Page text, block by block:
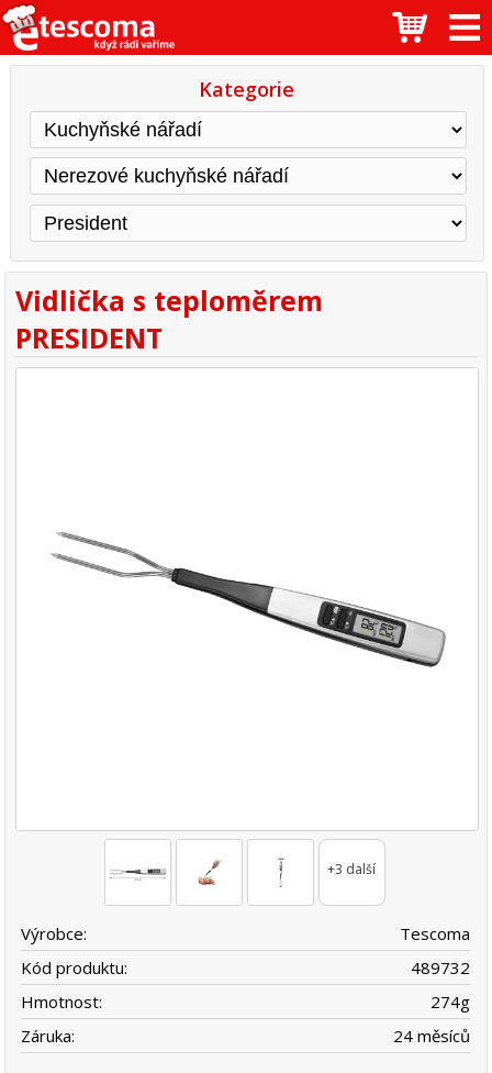
Kategorie
Vidlička s teploměrem
PRESIDENT
+3 další
Výrobce:
Tescoma
Kód produktu:
489732
Hmotnost:
274g
Záruka:
24 měsíců